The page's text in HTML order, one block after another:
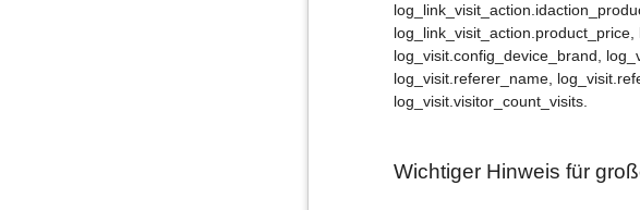
log_visit.config_device_brand,
log_visit.referer_name,
log_visit.visitor_count_visits.
Wichtiger Hinweis für